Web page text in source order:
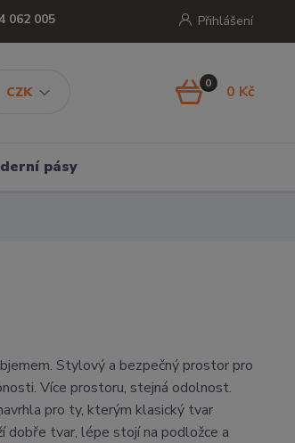
CZK
Přihlášení
062 005
0 0 Kč
pásy
Stylový a bezpečný prostor pro
Více prostoru, stejná odolnost.
pro ty, kterým klasický tvar
dobře tvar, lépe stojí na podložce a